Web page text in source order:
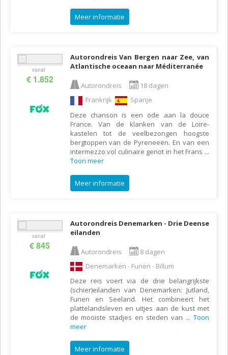
Meer informatie
vanaf
€ 1.852
Autorondreis Van Bergen naar Zee, van
Atlantische oceaan naar Méditerranée
Autorondreis
18 dagen
Frankrijk
Spanje
Deze chanson is een ode aan la douce
France. Van de klanken van de Loire-
kastelen tot de veelbezongen hoogste
bergtoppen van de Pyreneeën. En van een
intermezzo vol culinaire genot in het Frans ...
Toon meer
Meer informatie
vanaf
€ 845
Autorondreis Denemarken - Drie Deense
eilanden
Autorondreis
8 dagen
Denemarken - Funen - Billum
Deze reis voert via de drie belangrijkste
(schier)eilanden van Denemarken: Jutland,
Funen en Seeland. Het combineert het
plattelandsleven en uitjes aan de kust met
de mooiste stadjes en steden van ... Toon
meer
Meer informatie